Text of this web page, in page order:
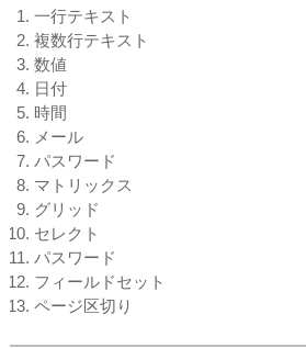
一行テキスト
複数行テキスト
数値
日付
時間
メール
パスワード
マトリックス
グリッド
セレクト
パスワード
フィールドセット
ページ区切り